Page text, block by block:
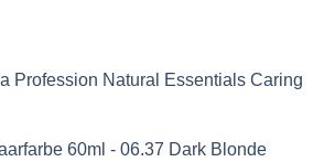
Profession Natural Essentials Caring
60ml - 06.37 Dark Blonde